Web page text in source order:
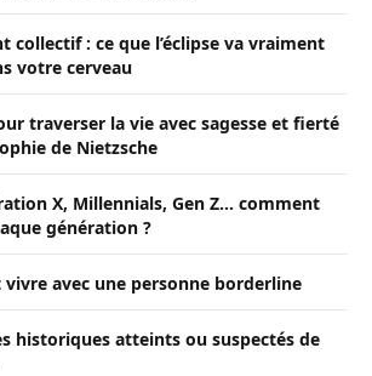
collectif : ce que l’éclipse va vraiment
votre cerveau
traverser la vie avec sagesse et fierté
de Nietzsche
X, Millennials, Gen Z… comment
génération ?
vivre avec une personne borderline
historiques atteints ou suspectés de